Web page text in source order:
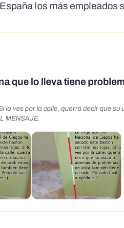
los más empleados
que lo lleva tiene
lo ves por la calle, querrá decir que su
MENSAJE.